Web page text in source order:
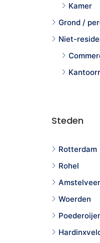
Kamer
Grond /
Niet-
Steden
Rotterdam
Rohel
Woerden